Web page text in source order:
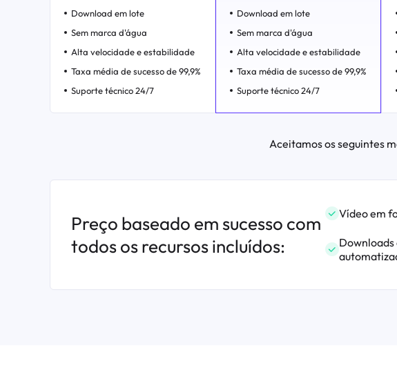
Download em lote
Sem marca d'água
Alta velocidade e estabilidade
Taxa média de sucesso de 99,9%
Suporte técnico 24/7
Download em lote
Sem marca d'água
Alta velocidade e estabilidade
Taxa média de sucesso de 99,9%
Suporte técnico 24/7
Aceitamos os seguintes
Preço baseado em sucesso com
todos os recursos incluídos:
Vídeo em